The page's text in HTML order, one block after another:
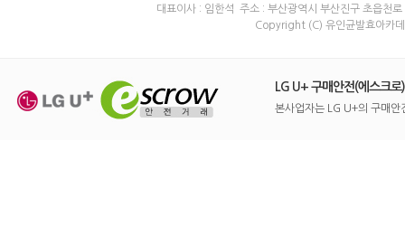
대표이사 : 임한석 주소 : 부산광역시 부산진구 초읍
Copyright (C) 유인균발효아
LG U+ 구매안전(에스크로
본사업자는 LG U+의 구매안